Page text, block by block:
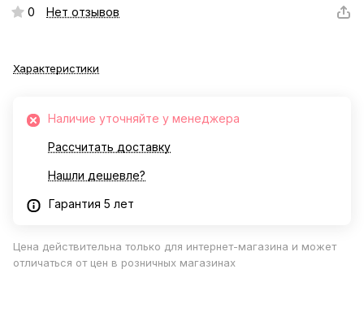
0 Нет отзывов
Характеристики
Наличие уточняйте у менеджера
Рассчитать доставку
Нашли дешевле?
Гарантия 5 лет
Цена действительна только для интернет-магазина и может
отличаться от цен в розничных магазинах